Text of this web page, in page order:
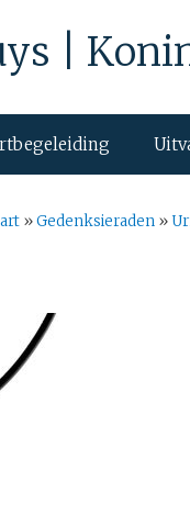
|
»Gedenksieraden »